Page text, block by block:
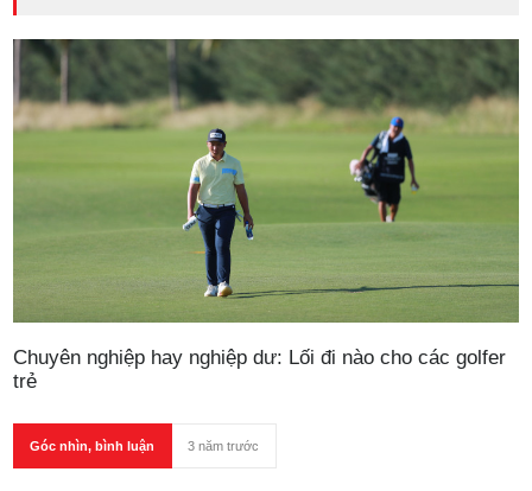
Chuyên nghiệp hay nghiệp dư: Lối đi nào cho các golfer
trẻ
Góc nhìn, bình luận 3 năm trước